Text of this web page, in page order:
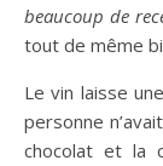
beaucoup de
tout de même
Le vin laisse
personne
chocolat et la